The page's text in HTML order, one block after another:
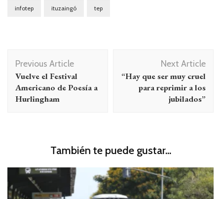
infotep ituzaingó tep
Navegación
de
entradas
Previous Article
Vuelve el Festival
Americano de Poesía a
Hurlingham
Next Article
“Hay que ser muy cruel
para reprimir a los
jubilados”
También te puede gustar...